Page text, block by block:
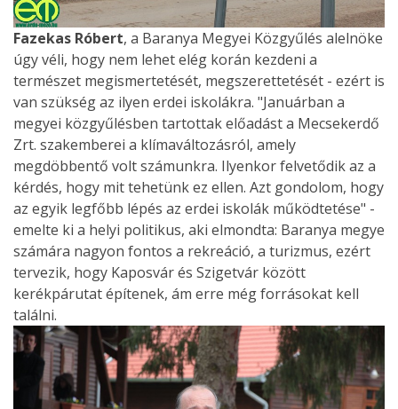
Fazekas Róbert, a Baranya Megyei Közgyűlés alelnöke
úgy véli, hogy nem lehet elég korán kezdeni a
természet megismertetését, megszerettetését - ezért is
van szükség az ilyen erdei iskolákra. "Januárban a
megyei közgyűlésben tartottak előadást a Mecsekerdő
Zrt. szakemberei a klímaváltozásról, amely
megdöbbentő volt számunkra. Ilyenkor felvetődik az a
kérdés, hogy mit tehetünk ez ellen. Azt gondolom, hogy
az egyik legfőbb lépés az erdei iskolák működtetése" -
emelte ki a helyi politikus, aki elmondta: Baranya megye
számára nagyon fontos a rekreáció, a turizmus, ezért
tervezik, hogy Kaposvár és Szigetvár között
kerékpárutat építenek, ám erre még forrásokat kell
találni.